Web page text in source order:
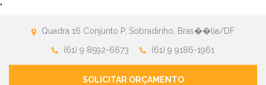
"
Quadra 16 Conjunto P, Sobradinho, Bras��lia/DF
(61) 9 8592-6673
(61) 9 9186-1961
SOLICITAR ORÇAMENTO